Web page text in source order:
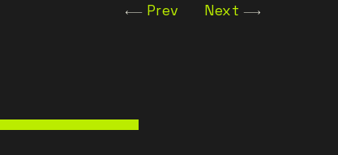
Prev Next